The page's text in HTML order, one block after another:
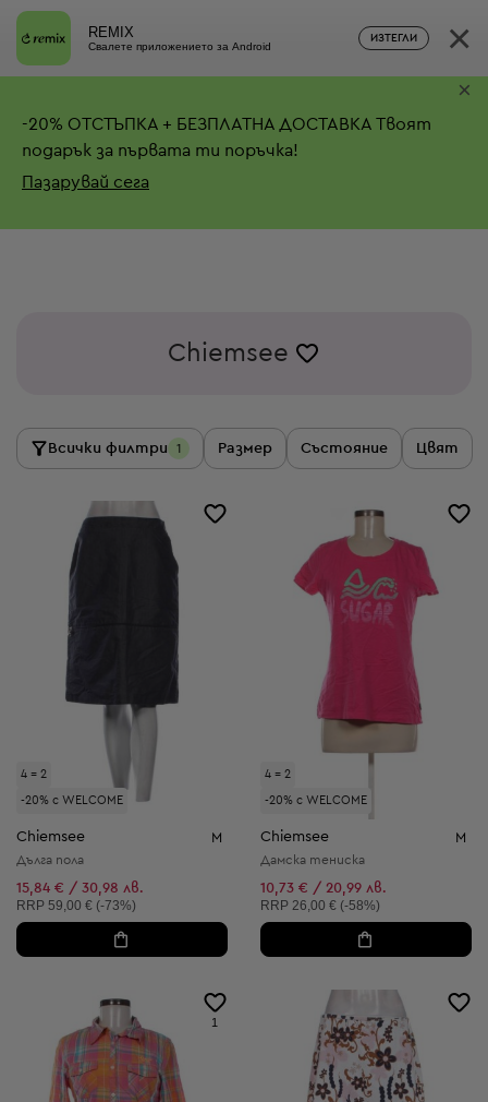
REMIX
Свалете приложението за Android
ИЗТЕГЛИ ×
-20% ОТСТЪПКА + БЕЗПЛАТНА ДОСТАВКА Твоят
подарък за първата ти поръчка!
Пазарувай сега
×
Chiemsee
Всички филтри 1 Размер Състояние Цвят
4 = 2
-20% с WELCOME
Chiemsee M
Дълга пола
15,84 € / 30,98 лв.
Препоръчителна цена:
RRP 59,00 € (-73%)
4 = 2
-20% с WELCOME
Chiemsee M
Дамска тениска
10,73 € / 20,99 лв.
Препоръчителна цена:
RRP 26,00 € (-58%)
1